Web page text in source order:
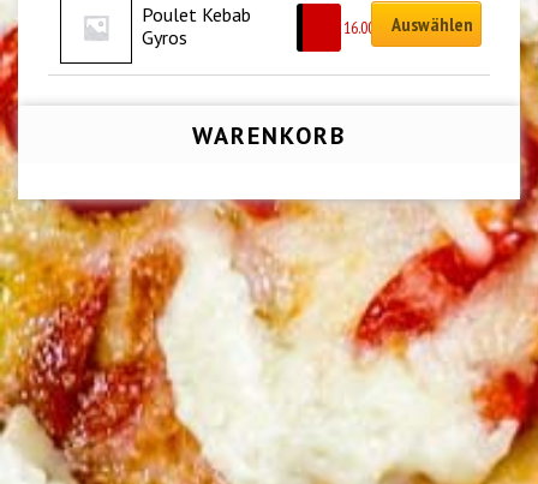
Poulet Kebab
Gyros
16.00 Auswählen
WARENKORB